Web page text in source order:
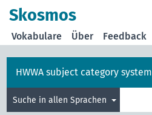
Skosmos
Vokabulare Über Feedback
HWWA subject category system
Suche in allen Sprachen